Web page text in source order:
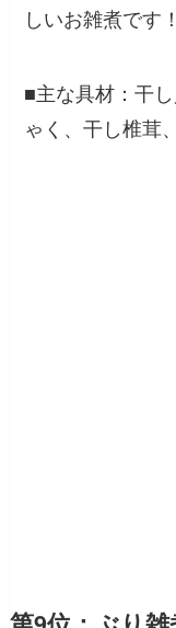
しいお雑煮です！
■主な具材：干
ゃく、干し椎